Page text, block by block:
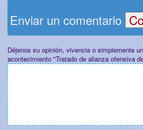
Enviar un comentario
Déjenos su opinión, vivencia o simplemente
acontecimiento "Tratado de alianza ofensiva